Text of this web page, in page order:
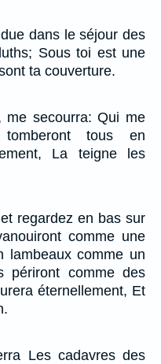
dans le séjour des
Sous toi est une
ta couverture.
me secourra: Qui me
tous en
La teigne les
regardez en bas sur
comme une
lambeaux comme un
périront comme des
éternellement, Et
Les cadavres des